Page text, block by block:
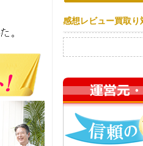
感想レビュー買取
検索: